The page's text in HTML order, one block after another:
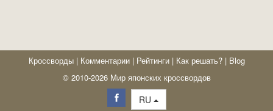
Кроссворды | Комментарии | Рейтинги | Как решать? | Blog
© 2010-2026 Мир японских кроссвордов
RU